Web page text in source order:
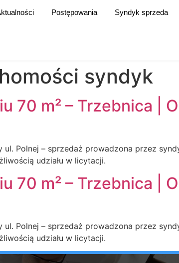
Postępowania Syndyk sprzeda
syndyk
70 m² – Trzebnica |
ul. Polnej – sprzedaż prowadzona przez
udziału w licytacji.
70 m² – Trzebnica |
ul. Polnej – sprzedaż prowadzona przez
udziału w licytacji.